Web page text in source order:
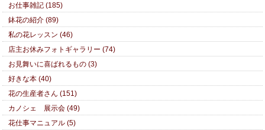
お仕事雑記 (185)
鉢花の紹介 (89)
私の花レッスン (46)
店主お休みフォトギャラリー (74)
お見舞いに喜ばれるもの (3)
好きな本 (40)
花の生産者さん (151)
カノシェ 展示会 (49)
花仕事マニュアル (5)